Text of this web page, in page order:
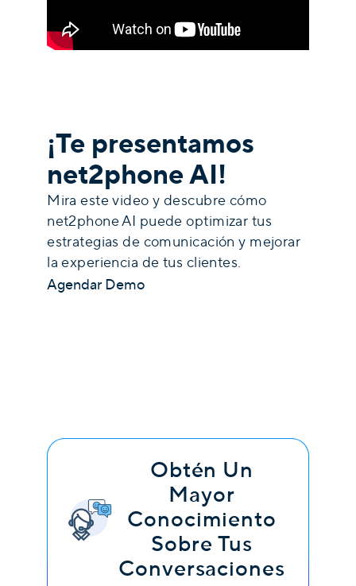
¡Te presentamos
net2phone AI!
Mira este video y descubre cómo
net2phone AI puede optimizar tus
estrategias de comunicación y mejorar
la experiencia de tus clientes.
Agendar Demo
Obtén Un
Mayor
Conocimiento
Sobre Tus
Conversaciones